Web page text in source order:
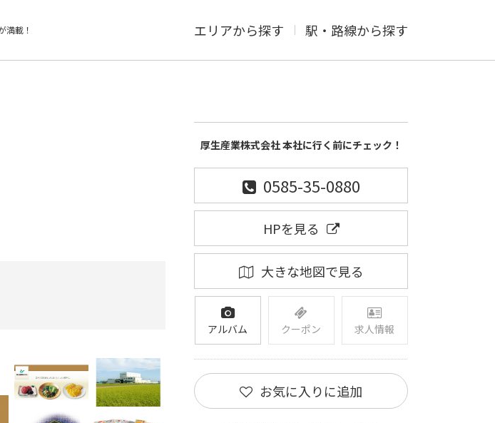
満載！ エリアから探す 駅・路線から探す
厚生産業株式会社 本社に行く前にチェック！
0585-35-0880
HPを見る
大きな地図で見る
アルバム クーポン 求人情報
お気に入りに追加